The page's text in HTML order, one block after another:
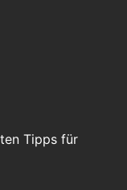
Tipps für